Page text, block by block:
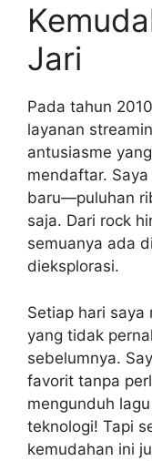
Jari
Pada tahun
layanan
antusiasme
mendaftar.
baru—puluhan
saja. Dari rock
semuanya ada
dieksplorasi.
Setiap hari
yang tidak
sebelumnya.
favorit tanpa
mengunduh
teknologi! Tapi
kemudahan ini